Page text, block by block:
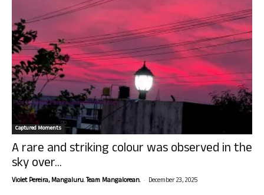
Captured Moments
A rare and striking colour was observed in the
sky over...
Violet Pereira, Mangaluru. Team Mangalorean. - December 23, 2025